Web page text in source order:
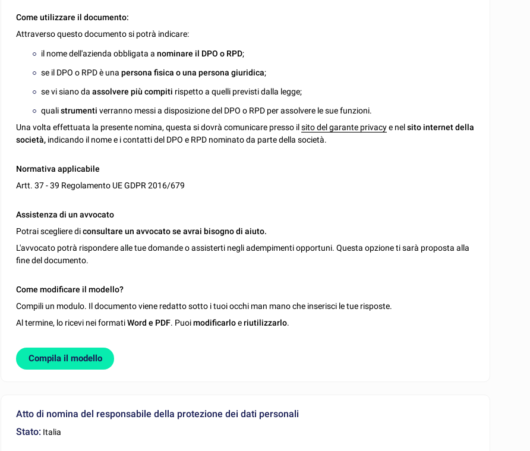
Come utilizzare il documento:
Attraverso questo documento si potrà indicare:
il nome dell'azienda obbligata anominare il DPO o RPD;
se il DPO o RPD è unapersona fisica o una persona giuridica;
se vi siano daassolvere più compiti rispetto a quelli previsti dalla legge;
qualistrumenti verranno messi a disposizione del DPO o RPD per assolvere le sue funzioni.
Una volta effettuata la presente nomina, questa si dovrà comunicare presso ilsito del garante privacye nelsito internet della
società, indicando il nome e i contatti del DPO e RPD nominato da parte della società.
Normativa applicabile
Artt. 37 - 39 Regolamento UE GDPR 2016/679
Assistenza di un avvocato
Potrai scegliere diconsultare un avvocato se avrai bisogno di aiuto.
L'avvocato potrà rispondere alle tue domande o assisterti negli adempimenti opportuni. Questa opzione ti sarà proposta alla
fine del documento.
Come modificare il modello?
Compili un modulo. Il documento viene redatto sotto i tuoi occhi man mano che inserisci le tue risposte.
Al termine, lo ricevi nei formatiWord e PDF. Puoimodificarloeriutilizzarlo.
Compila il modello
Atto di nomina del responsabile della protezione dei dati personali
Stato: Italia